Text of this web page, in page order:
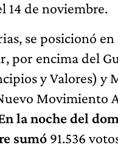
14 de noviembre.
se posicionó en
por encima del
y Valores) y
Movimiento
la noche del
sumó 91.536